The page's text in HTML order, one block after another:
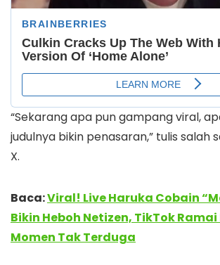
“Sekarang apa pun gampang viral,
judulnya bikin penasaran,” tulis salah
X.
Baca:Viral! Live Haruka Cobain
Bikin Heboh Netizen, TikTok
Momen Tak Terduga